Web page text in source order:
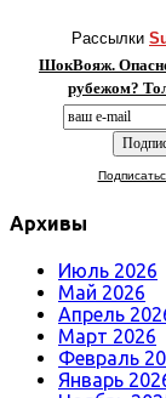
Рассылки
ШокВояж.
рубежом?
Архивы
Июль 2026
Май 2026
Апрель
Март 2026
Февраль
Январь